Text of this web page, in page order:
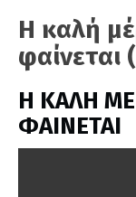
Η καλή
H ΚΑΛΗ
ΦΑΙΝΕΤΑΙ